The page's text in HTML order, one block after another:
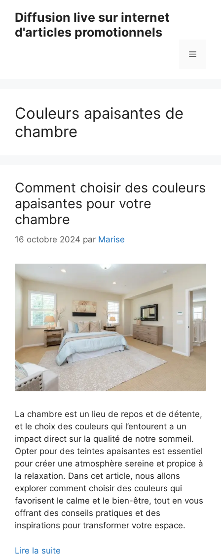
contenu
Diffusion live sur internet
d'articles promotionnels
Menu
Couleurs apaisantes de
chambre
Comment choisir des couleurs
apaisantes pour votre
chambre
16 octobre 2024 par Marise
La chambre est un lieu de repos et de détente,
et le choix des couleurs qui l’entourent a un
impact direct sur la qualité de notre sommeil.
Opter pour des teintes apaisantes est essentiel
pour créer une atmosphère sereine et propice à
la relaxation. Dans cet article, nous allons
explorer comment choisir des couleurs qui
favorisent le calme et le bien-être, tout en vous
offrant des conseils pratiques et des
inspirations pour transformer votre espace.
Lire la suite